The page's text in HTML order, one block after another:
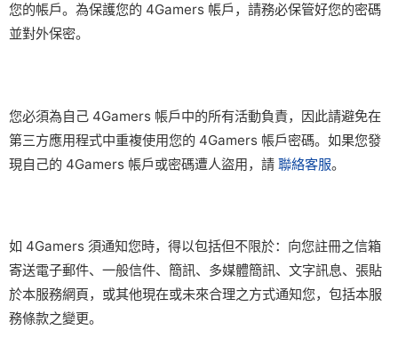
您的帳戶。為保護您的 4Gamers 帳戶，請務必保管好您的密碼
並對外保密。
您必須為自己 4Gamers 帳戶中的所有活動負責，因此請避免在
第三方應用程式中重複使用您的 4Gamers 帳戶密碼。如果您發
現自己的 4Gamers 帳戶或密碼遭人盜用，請 聯絡客服。
如 4Gamers 須通知您時，得以包括但不限於：向您註冊之信箱
寄送電子郵件、一般信件、簡訊、多媒體簡訊、文字訊息、張貼
於本服務網頁，或其他現在或未來合理之方式通知您，包括本服
務條款之變更。